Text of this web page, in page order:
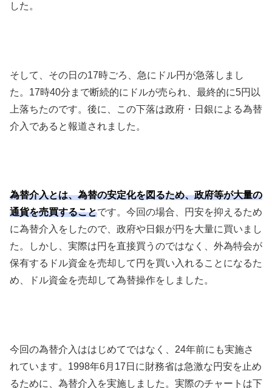
した。
そして、その日の17時ごろ、急にドル円が急落しまし
た。 17時40分まで断続的にドルが売られ、最終的に5円以
上落ちたのです。後に、この下落は政府・日銀による為替
介入であると報道されました。
為替介入とは、為替の安定化を図るため、政府等が大量の
通貨を売買することです。今回の場合、円安を抑えるため
に為替介入をしたので、政府や日銀が円を大量に買いまし
た。しかし、実際は円を直接買うのではなく、外為特会が
保有するドル資金を売却して円を買い入れることになるた
め、ドル資金を売却して為替操作をしました。
今回の為替介入ははじめてではなく、 24年前にも実施さ
れています。1998年6月17日に財務省は急激な円安を止め
るために、為替介入を実施しました。実際のチャートは下